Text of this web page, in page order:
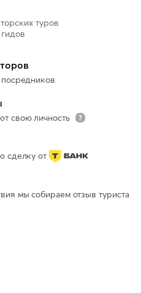
туров
свою личность
сделку от
мы собираем отзыв туриста